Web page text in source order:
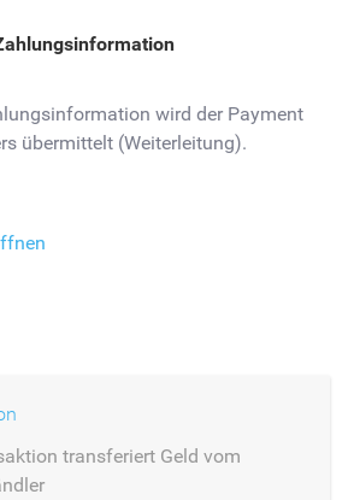
wird der Payment
übermittelt (Weiterleitung).
transferiert Geld vom